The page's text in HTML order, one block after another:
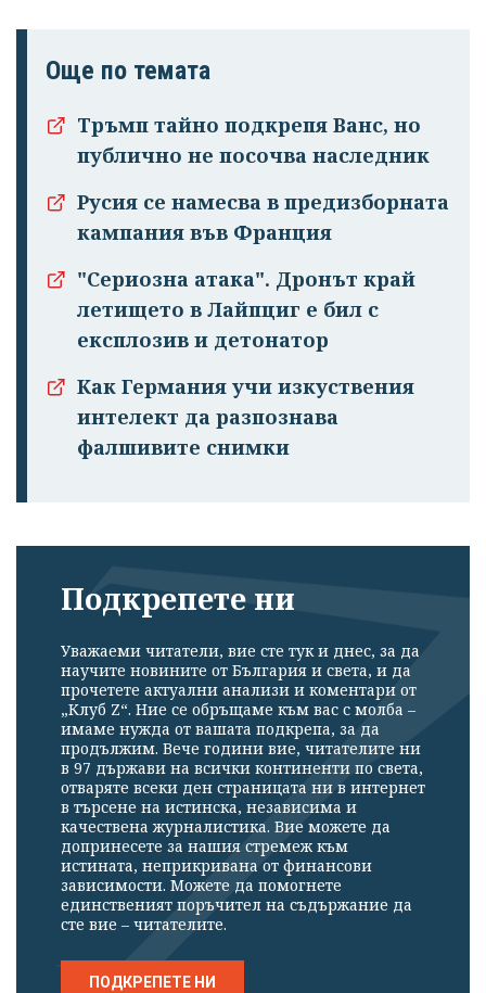
Още по темата
Тръмп тайно подкрепя Ванс, но
публично не посочва наследник
Русия се намесва в предизборната
кампания във Франция
"Сериозна атака". Дронът край
летището в Лайпциг е бил с
експлозив и детонатор
Как Германия учи изкуствения
интелект да разпознава
фалшивите снимки
Подкрепете ни
Уважаеми читатели, вие сте тук и днес, за да
научите новините от България и света, и да
прочетете актуални анализи и коментари от
„Клуб Z“. Ние се обръщаме към вас с молба –
имаме нужда от вашата подкрепа, за да
продължим. Вече години вие, читателите ни
в 97 държави на всички континенти по света,
отваряте всеки ден страницата ни в интернет
в търсене на истинска, независима и
качествена журналистика. Вие можете да
допринесете за нашия стремеж към
истината, неприкривана от финансови
зависимости. Можете да помогнете
единственият поръчител на съдържание да
сте вие – читателите.
ПОДКРЕПЕТЕ НИ